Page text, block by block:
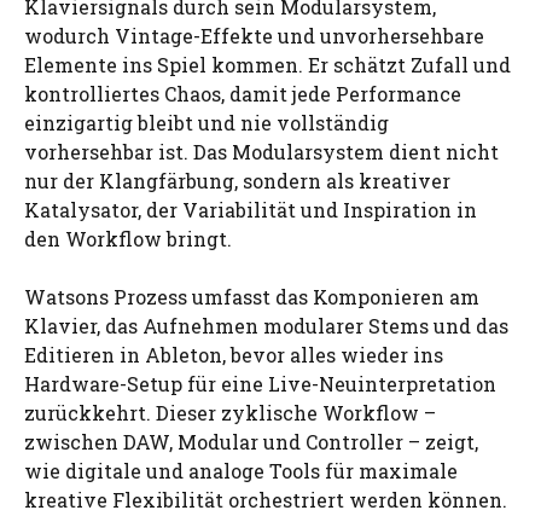
Klaviersignals durch sein Modularsystem,
wodurch Vintage-Effekte und unvorhersehbare
Elemente ins Spiel kommen. Er schätzt Zufall und
kontrolliertes Chaos, damit jede Performance
einzigartig bleibt und nie vollständig
vorhersehbar ist. Das Modularsystem dient nicht
nur der Klangfärbung, sondern als kreativer
Katalysator, der Variabilität und Inspiration in
den Workflow bringt.
Watsons Prozess umfasst das Komponieren am
Klavier, das Aufnehmen modularer Stems und das
Editieren in Ableton, bevor alles wieder ins
Hardware-Setup für eine Live-Neuinterpretation
zurückkehrt. Dieser zyklische Workflow –
zwischen DAW, Modular und Controller – zeigt,
wie digitale und analoge Tools für maximale
kreative Flexibilität orchestriert werden können.